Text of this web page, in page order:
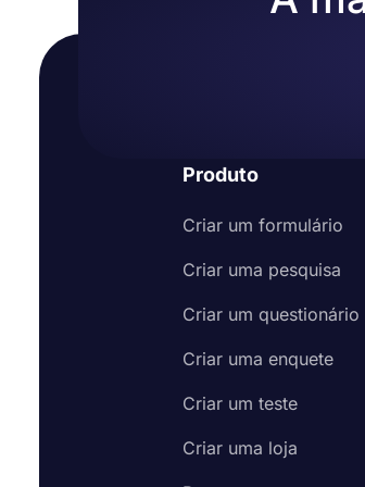
Produto
Criar um formulário
Criar uma pesquisa
Criar um questionário
Criar uma enquete
Criar um teste
Criar uma loja